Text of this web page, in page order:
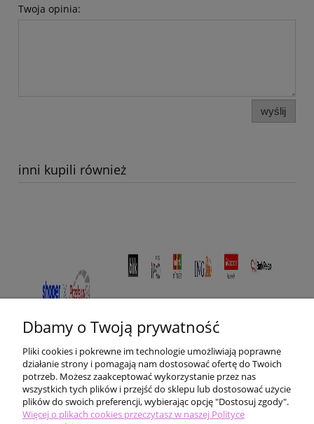
Twoja opinia:
wyślij
inni kupili również
Pomoc
Dbamy o Twoją prywatność
Pliki cookies i pokrewne im technologie umożliwiają poprawne
działanie strony i pomagają nam dostosować ofertę do Twoich
potrzeb. Możesz zaakceptować wykorzystanie przez nas
wszystkich tych plików i przejść do sklepu lub dostosować użycie
plików do swoich preferencji, wybierając opcję "Dostosuj zgody".
Więcej o plikach cookies przeczytasz w naszej Polityce